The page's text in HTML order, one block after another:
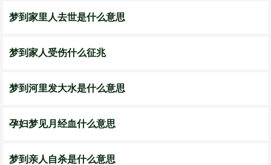
梦到家里人去世是什么意思
梦到家人受伤什么征兆
梦到河里发大水是什么意思
孕妇梦见月经血什么意思
梦到亲人自杀是什么意思